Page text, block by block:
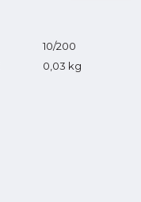
10/200
0,03 kg